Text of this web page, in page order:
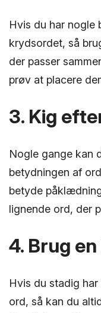
Hvis du har nogle
krydsordet, så
der passer
prøv at placere
3. Kig
Nogle gange kan
betydningen af
betyde
lignende ord, der
4. Brug
Hvis du stadig
ord, så kan du